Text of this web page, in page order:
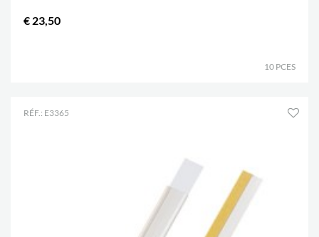
€ 23,50
10 PCES
RÉF.: E3365